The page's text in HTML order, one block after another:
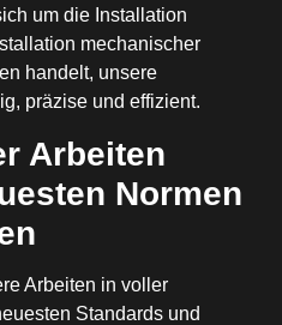
um die Installation
mechanischer
handelt, unsere
präzise und effizient.
Arbeiten
Normen
Arbeiten in voller
Standards und